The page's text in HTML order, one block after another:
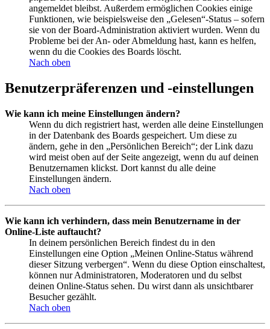
angemeldet bleibst. Außerdem ermöglichen Cookies einige
Funktionen, wie beispielsweise den „Gelesen“-Status – sofern
sie von der Board-Administration aktiviert wurden. Wenn du
Probleme bei der An- oder Abmeldung hast, kann es helfen,
wenn du die Cookies des Boards löscht.
Nach oben
Benutzerpräferenzen und -einstellungen
Wie kann ich meine Einstellungen ändern?
Wenn du dich registriert hast, werden alle deine Einstellungen
in der Datenbank des Boards gespeichert. Um diese zu
ändern, gehe in den „Persönlichen Bereich“; der Link dazu
wird meist oben auf der Seite angezeigt, wenn du auf deinen
Benutzernamen klickst. Dort kannst du alle deine
Einstellungen ändern.
Nach oben
Wie kann ich verhindern, dass mein Benutzername in der
Online-Liste auftaucht?
In deinem persönlichen Bereich findest du in den
Einstellungen eine Option „Meinen Online-Status während
dieser Sitzung verbergen“. Wenn du diese Option einschaltest,
können nur Administratoren, Moderatoren und du selbst
deinen Online-Status sehen. Du wirst dann als unsichtbarer
Besucher gezählt.
Nach oben